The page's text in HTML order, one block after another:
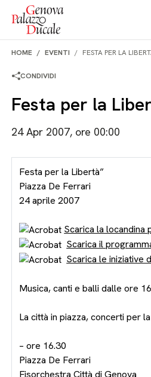
Salta al contenuto
HOME EVENTI FESTA PER LA
CONDIVIDI
Festa per la
24 Apr 2007, ore 00:00
Festa per la Libertà”
Piazza De Ferrari
24 aprile 2007
Scarica la locandina
Scarica il
Scarica le iniziative
Musica, canti e balli dalle ore
La città in piazza, concerti per
– ore 16.30
Piazza De Ferrari
Fisorchestra Città di Genova